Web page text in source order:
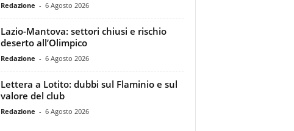
Redazione - 6 Agosto 2026
Lazio-Mantova: settori chiusi e rischio
deserto all’Olimpico
Redazione - 6 Agosto 2026
Lettera a Lotito: dubbi sul Flaminio e sul
valore del club
Redazione - 6 Agosto 2026